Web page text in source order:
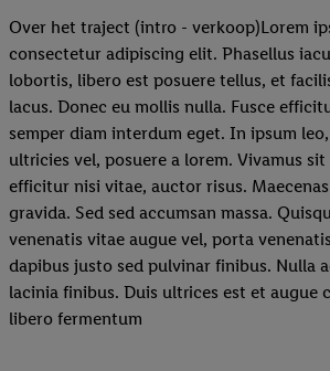
Over het traject (intro - verkoop)Lorem
consectetur adipiscing elit. Phasellus
lobortis, libero est posuere tellus, et
lacus. Donec eu mollis nulla. Fusce
semper diam interdum eget. In ipsum
ultricies vel, posuere a lorem. Vivamus
efficitur nisi vitae, auctor risus.
gravida. Sed sed accumsan massa.
venenatis vitae augue vel, porta
dapibus justo sed pulvinar finibus. Nulla
lacinia finibus. Duis ultrices est et augue
libero fermentum